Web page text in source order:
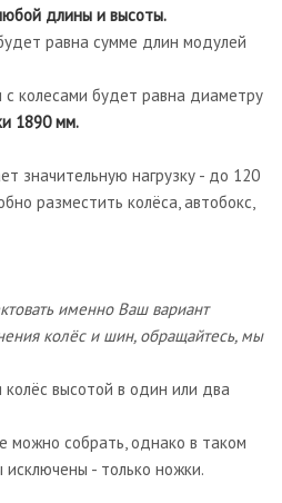
длины и высоты.
равна сумме длин модулей
с колесами будет равна диаметру
1890 мм.
значительную нагрузку - до 120
разместить колёса, автобокс,
именно Ваш вариант
колёс и шин, обращайтесь, мы
высотой в один или два
можно собрать, однако в таком
- только ножки.